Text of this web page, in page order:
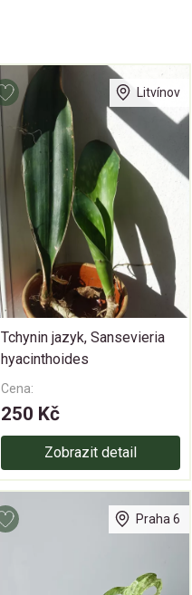
Litvínov
Tchynin jazyk, Sansevieria
hyacinthoides
Cena:
250 Kč
Zobrazit detail
Praha 6